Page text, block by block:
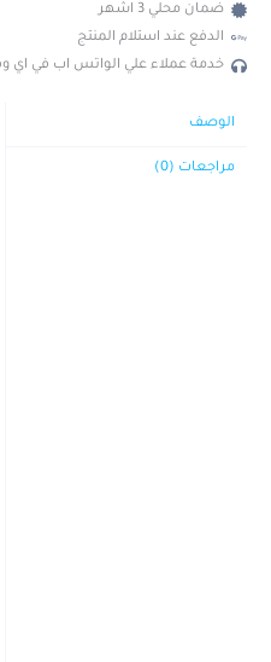
ضمان محلي 3 اشهر
الدفع عند استلام المنتج
خدمة عملاء علي الواتس اب في اي
الوصف
مراجعات (0)